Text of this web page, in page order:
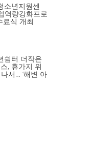
소년지원센
역량강화프로
료식 개최
쉼터 더작은
, 휴가지 위
서… ‘해변 아